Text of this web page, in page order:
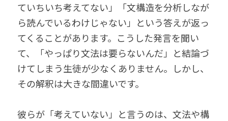
ていちいち考えてない」「文構造を分析しなが
ら読んでいるわけじゃない」という答えが返っ
てくることがあります。こうした発言を聞い
て、「やっぱり文法は要らないんだ」と結論づ
けてしまう生徒が少なくありません。しかし、
その解釈は大きな間違いです。
彼らが「考えていない」と言うのは、文法や構